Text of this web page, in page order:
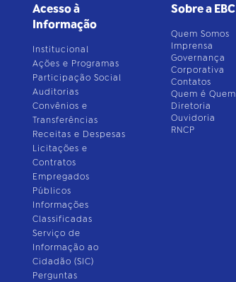
Acesso à
Informação
Institucional
Ações e Programas
Participação Social
Auditorias
Convênios e
Transferências
Receitas e Despesas
Licitações e
Contratos
Empregados
Públicos
Informações
Classificadas
Serviço de
Informação ao
Cidadão (SIC)
Perguntas
Sobre a EBC
Quem Somos
Imprensa
Governança
Corporativa
Contatos
Quem é Quem
Diretoria
Ouvidoria
RNCP